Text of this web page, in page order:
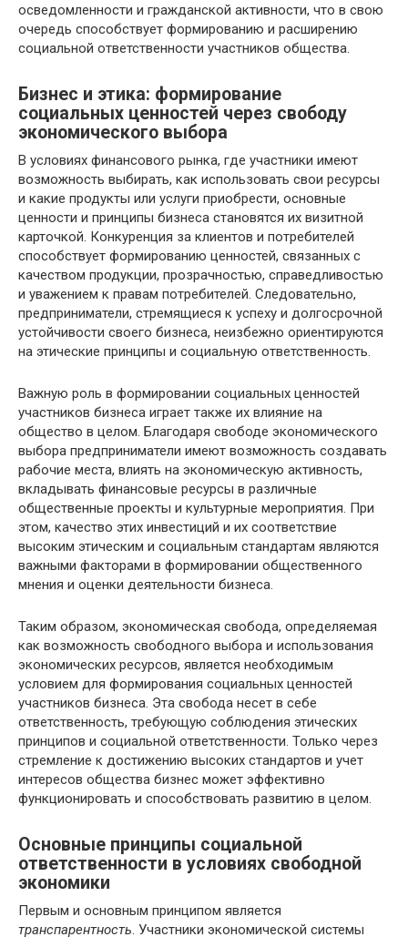
осведомленности и гражданской активности, что в свою
очередь способствует формированию и расширению
социальной ответственности участников общества.
Бизнес и этика: формирование
социальных ценностей через свободу
экономического выбора
В условиях финансового рынка, где участники имеют
возможность выбирать, как использовать свои ресурсы
и какие продукты или услуги приобрести, основные
ценности и принципы бизнеса становятся их визитной
карточкой. Конкуренция за клиентов и потребителей
способствует формированию ценностей, связанных с
качеством продукции, прозрачностью, справедливостью
и уважением к правам потребителей. Следовательно,
предприниматели, стремящиеся к успеху и долгосрочной
устойчивости своего бизнеса, неизбежно ориентируются
на этические принципы и социальную ответственность.
Важную роль в формировании социальных ценностей
участников бизнеса играет также их влияние на
общество в целом. Благодаря свободе экономического
выбора предприниматели имеют возможность создавать
рабочие места, влиять на экономическую активность,
вкладывать финансовые ресурсы в различные
общественные проекты и культурные мероприятия. При
этом, качество этих инвестиций и их соответствие
высоким этическим и социальным стандартам являются
важными факторами в формировании общественного
мнения и оценки деятельности бизнеса.
Таким образом, экономическая свобода, определяемая
как возможность свободного выбора и использования
экономических ресурсов, является необходимым
условием для формирования социальных ценностей
участников бизнеса. Эта свобода несет в себе
ответственность, требующую соблюдения этических
принципов и социальной ответственности. Только через
стремление к достижению высоких стандартов и учет
интересов общества бизнес может эффективно
функционировать и способствовать развитию в целом.
Основные принципы социальной
ответственности в условиях свободной
экономики
Первым и основным принципом является
транспарентность . Участники экономической системы